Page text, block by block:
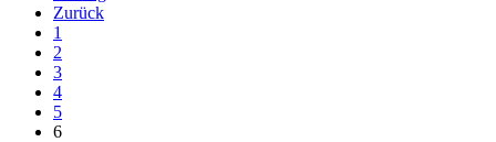
Zurück
1
2
3
4
5
6